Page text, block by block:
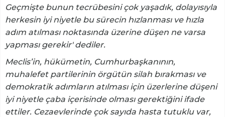
Geçmişte bunun tecrübesini çok yaşadık, dolayısıyla
herkesin iyi niyetle bu sürecin hızlanması ve hızla
adım atılması noktasında üzerine düşen ne varsa
yapması gerekir' dediler.
Meclis’in, hükümetin, Cumhurbaşkanının,
muhalefet partilerinin örgütün silah bırakması ve
demokratik adımların atılması için üzerlerine düşeni
iyi niyetle çaba içerisinde olması gerektiğini ifade
ettiler. Cezaevlerinde çok sayıda hasta tutuklu var,